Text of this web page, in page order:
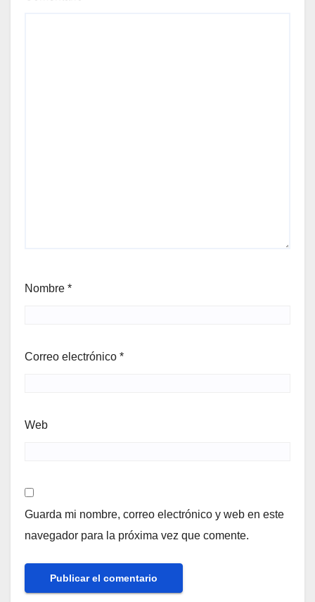
Nombre *
Correo electrónico *
Web
Guarda mi nombre, correo electrónico y web en este
navegador para la próxima vez que comente.